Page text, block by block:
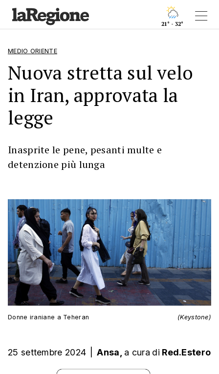
21° - 32°
MEDIO ORIENTE
Nuova stretta sul velo
in Iran, approvata la
legge
Inasprite le pene, pesanti multe e
detenzione più lunga
Donne iraniane a Teheran (Keystone)
25 settembre 2024 Ansa, a cura di Red.Estero